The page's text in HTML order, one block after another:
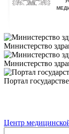
Министерство
Министерство
Портал
Центр